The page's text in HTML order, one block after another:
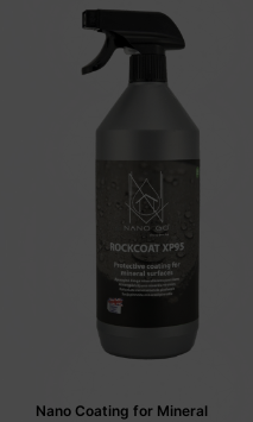
Nano Coating for Mineral